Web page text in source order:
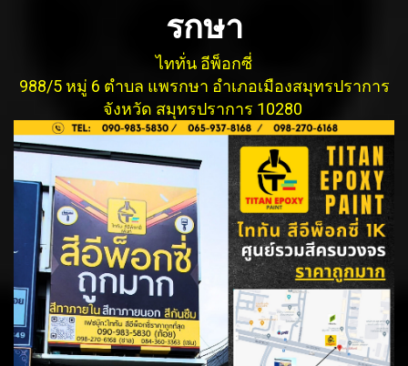
รกษา
ไททั่น อีพ็อกซี่
988/5 หมู่ 6 ตำบล แพรกษา อำเภอเมืองสมุทรปราการ
จังหวัด สมุทรปราการ 10280